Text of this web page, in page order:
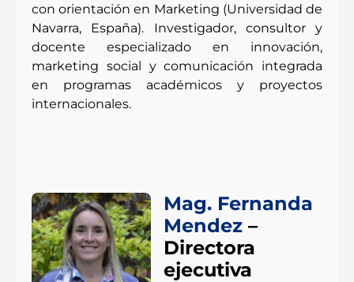
con orientación en Marketing (Universidad de
Navarra, España). Investigador, consultor y
docente especializado en innovación,
marketing social y comunicación integrada
en programas académicos y proyectos
internacionales.
Mag. Fernanda
Mendez–
Directora
ejecutiva